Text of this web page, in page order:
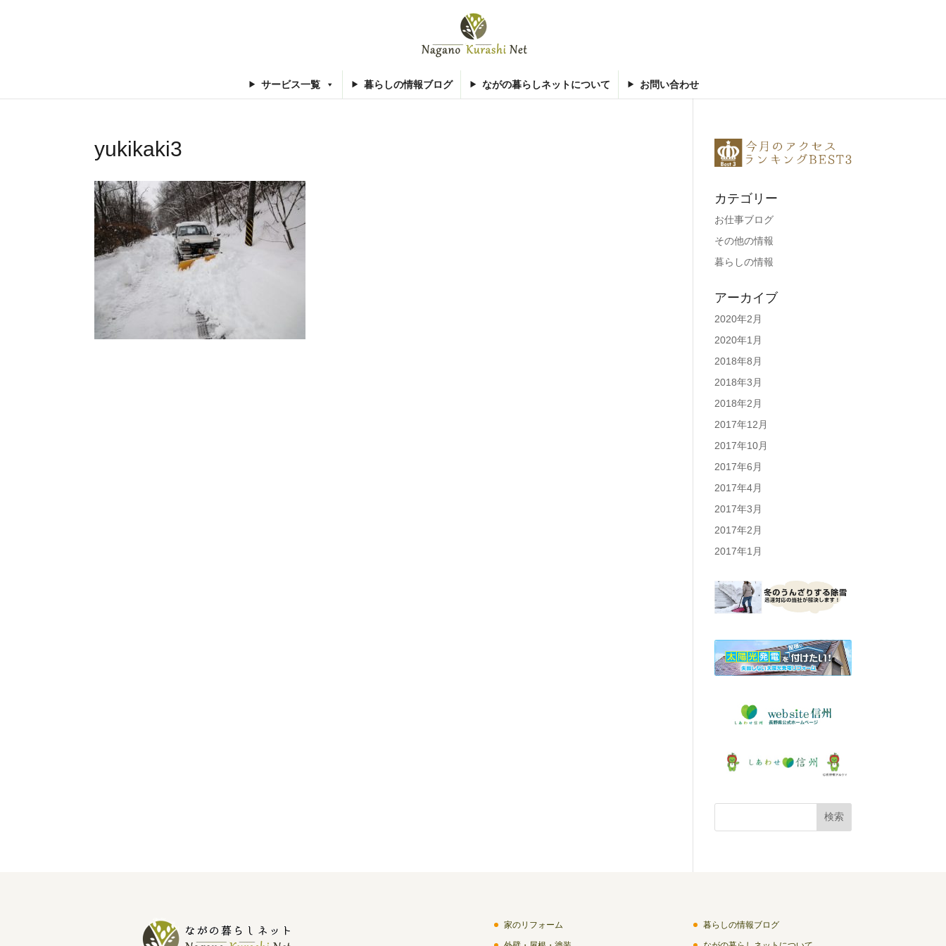
サービス一覧 暮らしの情報ブログ ながの暮らしネットについて お問い合わせ
yukikaki3
カテゴリー
お仕事ブログ
その他の情報
暮らしの情報
アーカイブ
2020年2月
2020年1月
2018年8月
2018年3月
2018年2月
2017年12月
2017年10月
2017年6月
2017年4月
2017年3月
2017年2月
2017年1月
家のリフォーム 暮らしの情報ブログ